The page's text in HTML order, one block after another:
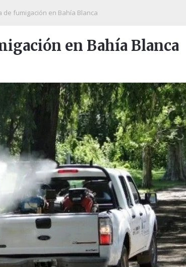
de fumigación en Bahía Blanca
en Bahía Blanca